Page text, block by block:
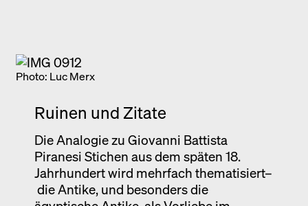
Photo: Luc Merx
Ruinen und Zitate
Die Analogie zu Giovanni Battista
Piranesi Stichen aus dem späten 18.
Jahrhundert wird mehrfach thematisiert–
die Antike, und besonders die